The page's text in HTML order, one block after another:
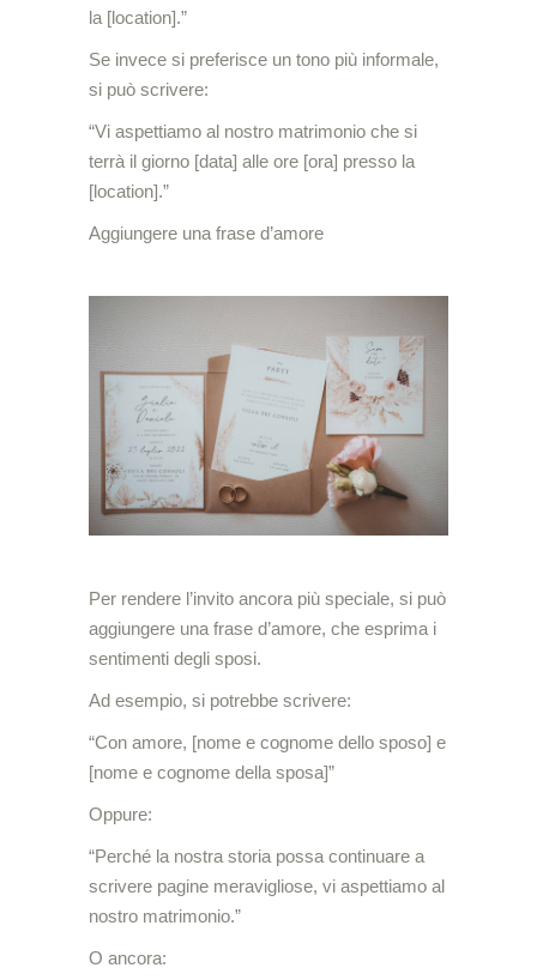
la [location].”
Se invece si preferisce un tono più informale,
si può scrivere:
“Vi aspettiamo al nostro matrimonio che si
terrà il giorno [data] alle ore [ora] presso la
[location].”
Aggiungere una frase d’amore
Per rendere l’invito ancora più speciale, si può
aggiungere una frase d’amore, che esprima i
sentimenti degli sposi.
Ad esempio, si potrebbe scrivere:
“Con amore, [nome e cognome dello sposo] e
[nome e cognome della sposa]”
Oppure:
“Perché la nostra storia possa continuare a
scrivere pagine meravigliose, vi aspettiamo al
nostro matrimonio.”
O ancora: